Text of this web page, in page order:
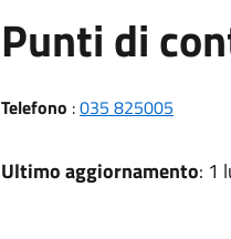
Punti di
Telefono :035 825005
Ultimo aggiornamento: 1